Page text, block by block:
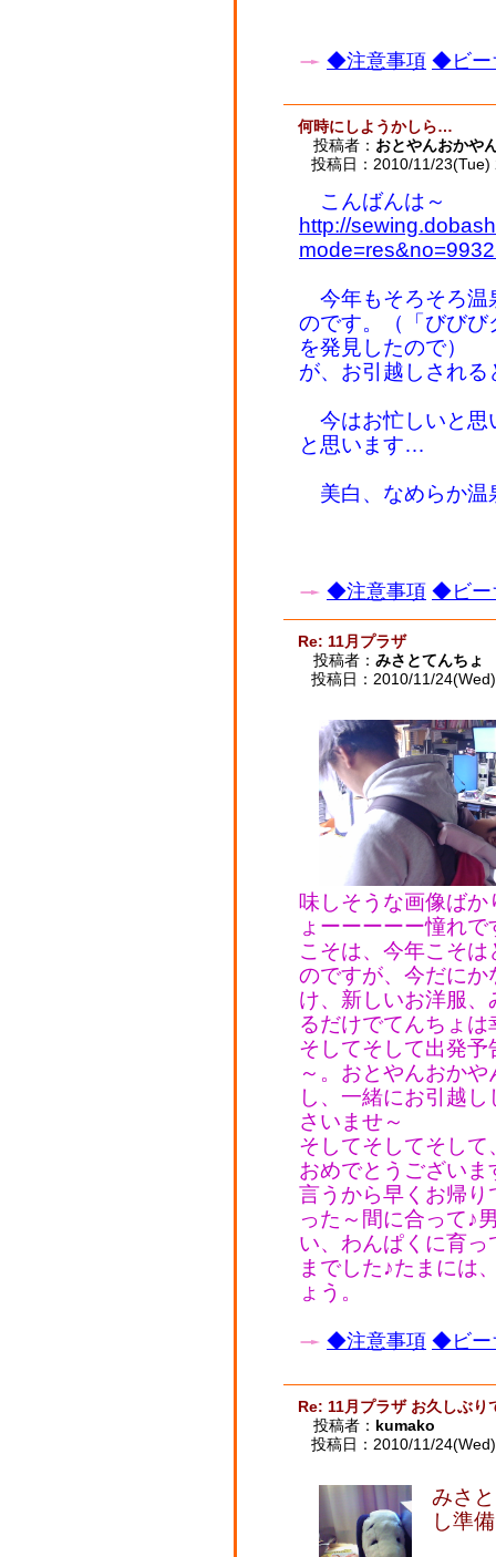
◆注意事項 ◆ビー
何時にしようかしら…
投稿者： おとやんおかや
投稿日：2010/11/
こんばんは～
http://
今年もそろそろ温
のです。（「びび
を発見したので）
が、お引越しされる
今はお忙しいと思
と思います…
美白、なめらか温
◆注意事項 ◆ビー
Re: 11月プラザ
投稿者： みさとてんちょ
投稿日：2010/11/
味しそうな画像ば
ょーーーーー憧れ
こそは、今年こそ
のですが、今だに
け、新しいお洋服
るだけでてんちょは
そしてそして出発
～。おとやんおか
し、一緒にお引越
さいませ～
そしてそしてそし
おめでとうござい
言うから早くお帰
った～間に合って♪
い、わんぱくに育
までした♪たまには
ょう。
◆注意事項 ◆ビー
Re: 11月プラザ お久しぶり
投稿者： kumako
投稿日：2010/11/
みさ
し準